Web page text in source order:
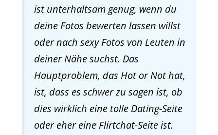
ist unterhaltsam genug, wenn du
deine Fotos bewerten lassen willst
oder nach sexy Fotos von Leuten in
deiner Nähe suchst. Das
Hauptproblem, das Hot or Not hat,
ist, dass es schwer zu sagen ist, ob
dies wirklich eine tolle Dating-Seite
oder eher eine Flirtchat-Seite ist.